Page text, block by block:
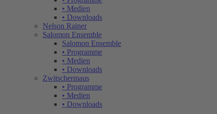
• Medien
• Downloads
Nelson Rainer
Salomon Ensemble
Salomon Ensemble
• Programme
• Medien
• Downloads
Zwitschermaus
• Programme
• Medien
• Downloads